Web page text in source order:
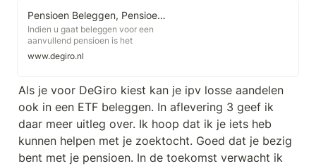
Pensioen Beleggen, Pensioenrekening | Lage tarieven | DEGIRO
Indien u gaat beleggen voor een
aanvullend pensioen is het
belangrijk dat u over voldoende
kennis bezit om dit zelfstandig te
Heeft u wel een inkomen maar
bouwt u niet over uw volledige
inkomen een pensioen op? Denk
hierbij aan inkomen uit loondienst,
winst uit onderneming of
bijvoorbeeld resultaat uit overige
werkzaamheden.
www.degiro.nl
Als je voor DeGiro kiest kan je ipv losse aandelen
ook in een ETF beleggen. In aflevering 3 geef ik
daar meer uitleg over. Ik hoop dat ik je iets heb
kunnen helpen met je zoektocht. Goed dat je bezig
bent met je pensioen. In de toekomst verwacht ik